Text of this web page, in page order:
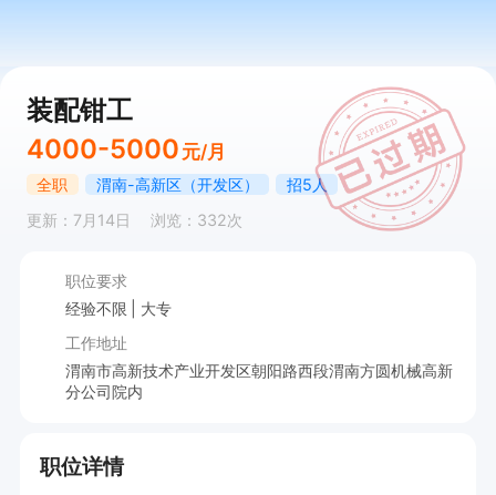
装配钳工
4000-5000 元/月
全职 渭南-高新区（开发区）
招5人
更新：7月14日
浏览：332次
职位要求
经验不限
大专
工作地址
渭南市高新技术产业开发区朝阳路西段渭南方圆机械高新
分公司院内
职位详情